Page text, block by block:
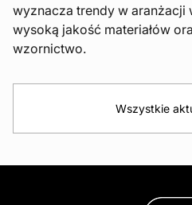
wyznacza trendy w aranżacji
wysoką jakość materiałów
wzornictwo.
Wszystkie